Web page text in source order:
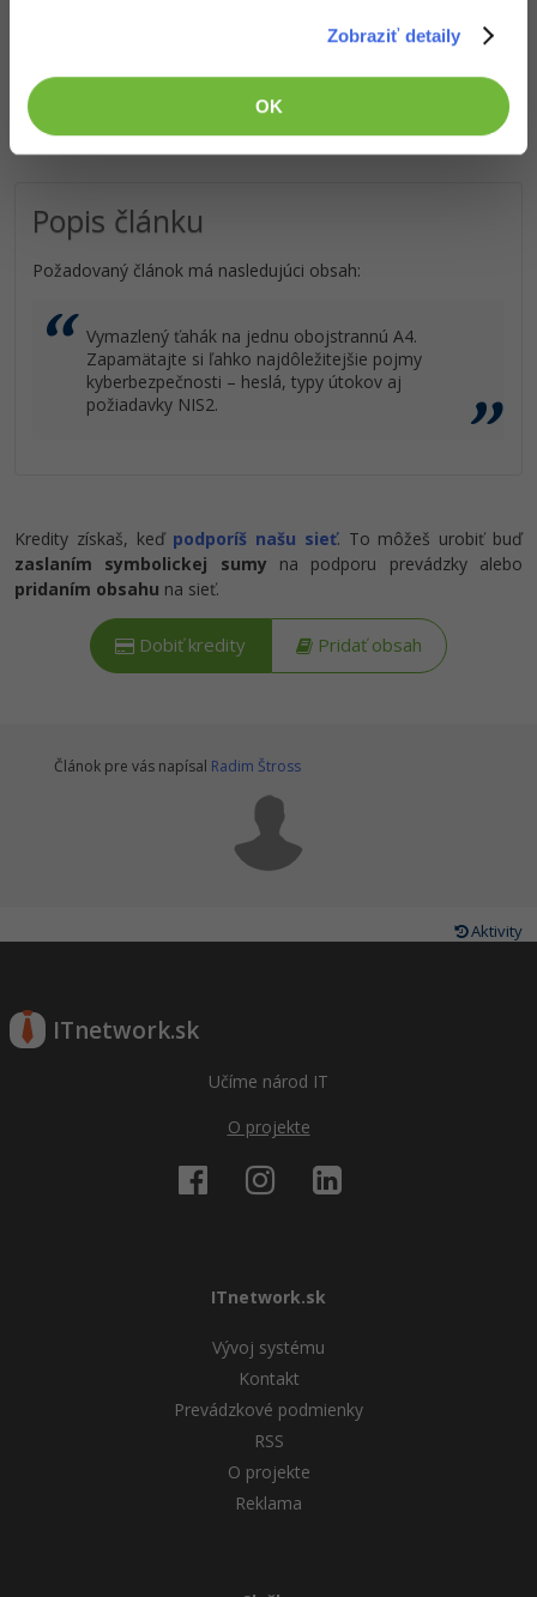
Zobraziť detaily
OK
Zručnosti, ktoré ti pomôžu získať vysnívanú a
dobre platenú prácu.
Popis článku
Požadovaný článok má nasledujúci obsah:
Vymazlený ťahák na jednu obojstrannú A4.
Zapamätajte si ľahko najdôležitejšie pojmy
kyberbezpečnosti – heslá, typy útokov aj
požiadavky NIS2.
Kredity získaš, keď podporíš našu sieť. To môžeš urobiť buď
zaslaním symbolickej sumy na podporu prevádzky alebo
pridaním obsahu na sieť.
Dobiť kredity Pridať obsah
Článok pre vás napísal Radim Štross
Aktivity
ITnetwork.sk
Učíme národ IT
O projekte
ITnetwork.sk
Vývoj systému
Kontakt
Prevádzkové podmienky
RSS
O projekte
Reklama